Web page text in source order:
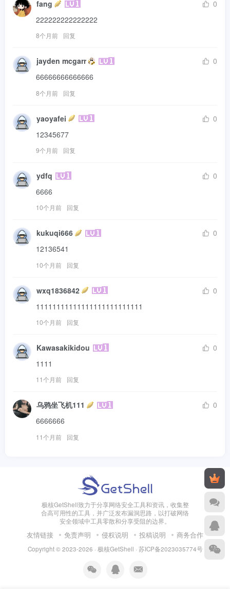
fang
0
222222222222222
8个月前 回复
jayden mcgarr
0
66666666666666
8个月前 回复
yaoyafei
0
12345677
9个月前 回复
ydfq
0
6666
10个月前 回复
kukuqi666
0
12136541
10个月前 回复
wxq1836842
0
11111111111111111111111111
10个月前 回复
Kawasakikidou
0
1111
11个月前 回复
乌鸦坐飞机111
0
6666666
11个月前 回复
极核GetShell致力于分享网络安全工具和资讯，收集整
合高可用性的工具，并广泛发布漏洞思路，以打破网络
安全领域中工具零散和分享受阻的边界。
友情链接 免责声明 侵权说明 投稿说明 商务合作
Copyright © 2023-2026 · 极核GetShell · 苏ICP备2023035774号